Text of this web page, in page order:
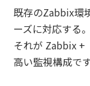
既存のZabbix環
ーズに対応する。
それが Zabbix +
高い監視構成です